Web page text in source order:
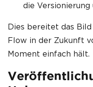
die Versionierung
Dies bereitet das
Flow in der Zukunft
Moment einfach hält.